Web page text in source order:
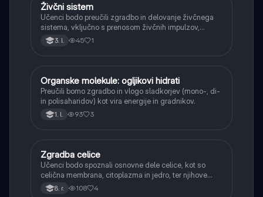
Biologija
Živčni sistem
Učenci bodo preučili zgradbo in delovanje živčnega
sistema, vključno s prenosom živčnih impulzov,
sinapsami, nevrotransmiterji ter višjimi funkcijami
možganov.
3. l. 45 1
Biologija
Organske molekule: ogljikovi hidrati
Preučili bomo zgradbo in vlogo sladkorjev (mono-, di-
in polisaharidov) kot vira energije in gradnikov.
1. l. 93 3
Biologija
Zgradba celice
Učenci bodo spoznali osnovne dele celice, kot so
celična membrana, citoplazma in jedro, ter njihove
vloge.8. r. 108 4